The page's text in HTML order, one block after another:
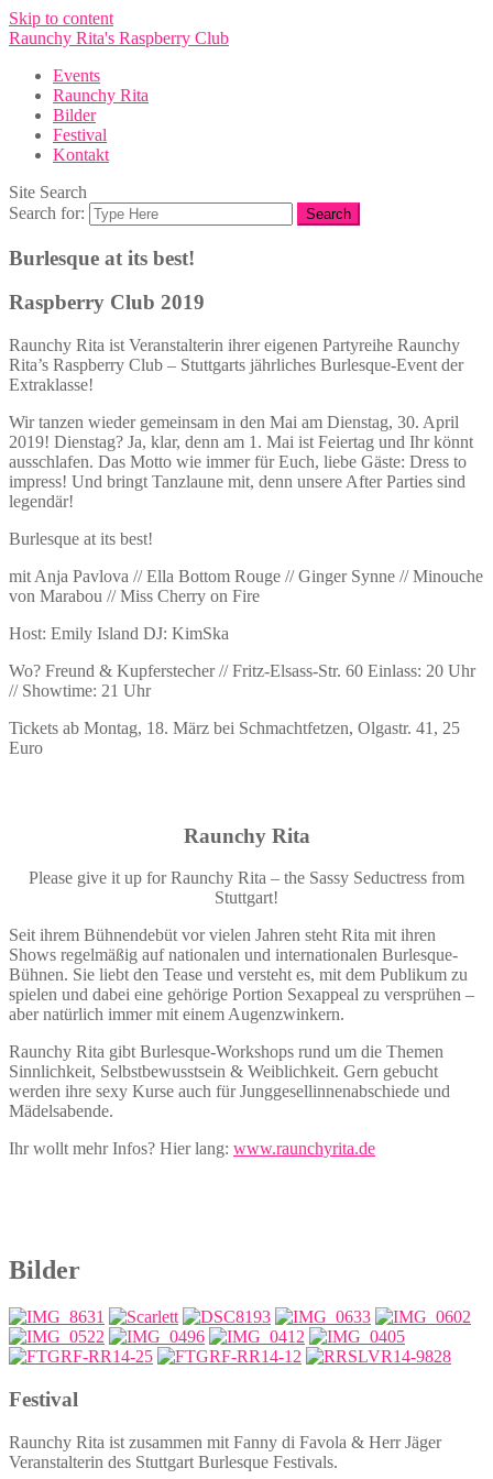
Skip to content
Raunchy Rita's Raspberry Club
Events
Raunchy Rita
Bilder
Festival
Kontakt
Site Search
Search for:
Burlesque at its best!
Raspberry Club 2019
Raunchy Rita ist Veranstalterin ihrer eigenen Partyreihe Raunchy
Rita’s Raspberry Club – Stuttgarts jährliches Burlesque-Event der
Extraklasse!
Wir tanzen wieder gemeinsam in den Mai am Dienstag, 30. April
2019! Dienstag? Ja, klar, denn am 1. Mai ist Feiertag und Ihr könnt
ausschlafen. Das Motto wie immer für Euch, liebe Gäste: Dress to
impress! Und bringt Tanzlaune mit, denn unsere After Parties sind
legendär!
Burlesque at its best!
mit Anja Pavlova // Ella Bottom Rouge // Ginger Synne // Minouche
von Marabou // Miss Cherry on Fire
Host: Emily Island DJ: KimSka
Wo? Freund & Kupferstecher // Fritz-Elsass-Str. 60 Einlass: 20 Uhr
// Showtime: 21 Uhr
Tickets ab Montag, 18. März bei Schmachtfetzen, Olgastr. 41, 25
Euro
Raunchy Rita
Please give it up for Raunchy Rita – the Sassy Seductress from
Stuttgart!
Seit ihrem Bühnendebüt vor vielen Jahren steht Rita mit ihren
Shows regelmäßig auf nationalen und internationalen Burlesque-
Bühnen. Sie liebt den Tease und versteht es, mit dem Publikum zu
spielen und dabei eine gehörige Portion Sexappeal zu versprühen –
aber natürlich immer mit einem Augenzwinkern.
Raunchy Rita gibt Burlesque-Workshops rund um die Themen
Sinnlichkeit, Selbstbewusstsein & Weiblichkeit. Gern gebucht
werden ihre sexy Kurse auch für Junggesellinnenabschiede und
Mädelsabende.
Ihr wollt mehr Infos? Hier lang: www.raunchyrita.de
Bilder
Festival
Raunchy Rita ist zusammen mit Fanny di Favola & Herr Jäger
Veranstalterin des Stuttgart Burlesque Festivals.